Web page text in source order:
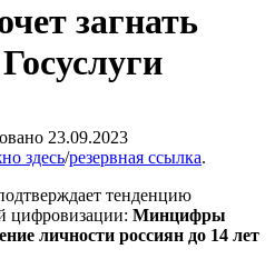
загнать
23.09.2023
здесь/резервная ссылка.
тенденцию
цифровизации: Минцифры
личности россиян до 14 лет